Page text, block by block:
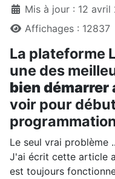
Mis à jour : 12 avril
Affichages : 12837
La plateforme
une des
bien démarrer
voir pour
Le seul vrai problème
J'ai écrit cette article
est toujours